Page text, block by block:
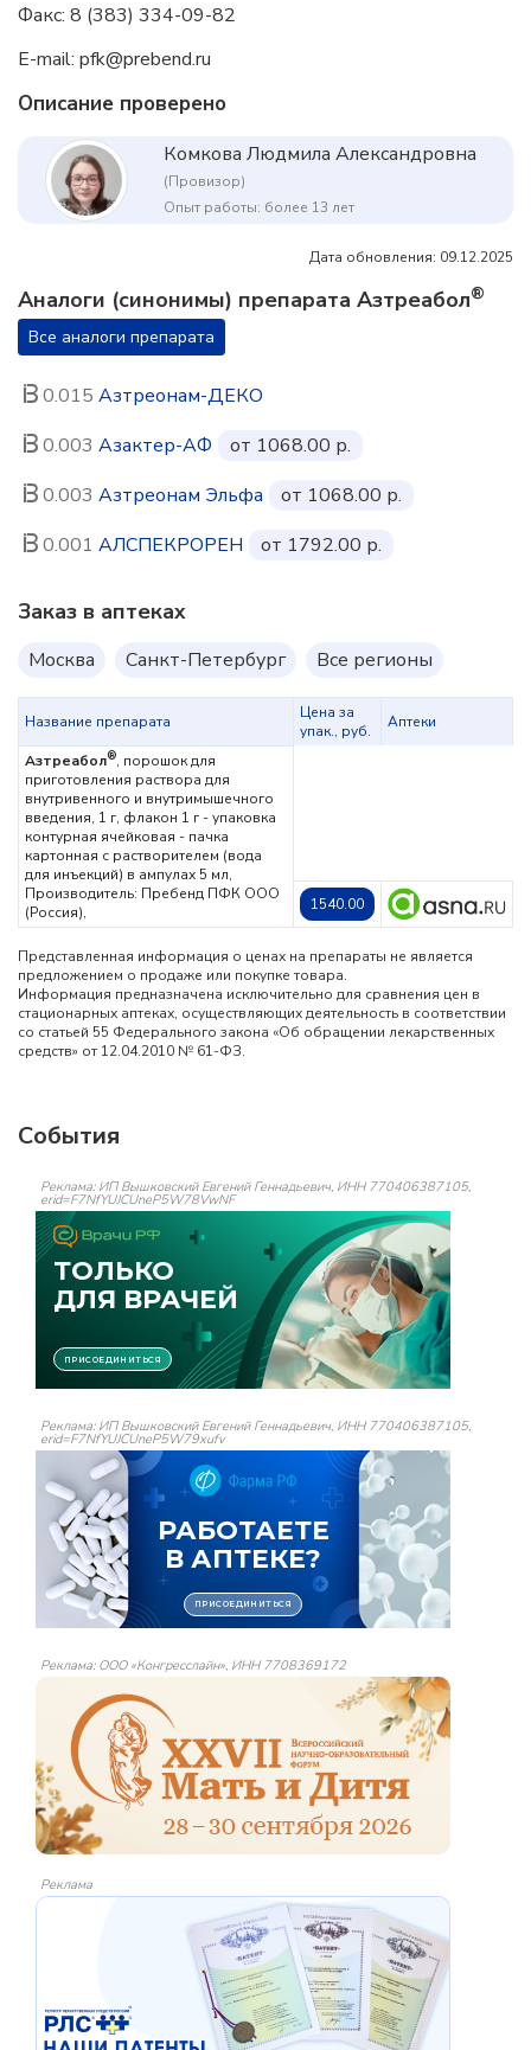
Факс: 8 (383) 334-09-82
E-mail: pfk@prebend.ru
Описание проверено
Комкова Людмила Александровна
(Провизор)
Опыт работы: более 13 лет
Дата обновления: 09.12.2025
Аналоги (синонимы) препарата Азтреабол®
Все аналоги препарата
0.015 Азтреонам-ДЕКО
0.003 Азактер-АФ
от 1068.00 р.
0.003 Азтреонам Эльфа
от 1068.00 р.
0.001 АЛСПЕКРОРЕН от 1792.00 р.
Заказ в аптеках
Москва Санкт-Петербург Все регионы
Название препарата
Цена за
упак., руб.
Аптеки
Азтреабол®, порошок для
приготовления раствора для
внутривенного и внутримышечного
введения, 1 г, флакон 1 г - упаковка
контурная ячейковая - пачка
картонная с растворителем (вода
для инъекций) в ампулах 5 мл,
Производитель: Пребенд ПФК ООО
(Россия),
1540.00
Представленная информация о ценах на препараты не является
предложением о продаже или покупке товара.
Информация предназначена исключительно для сравнения цен в
стационарных аптеках, осуществляющих деятельность в соответствии
со статьей 55 Федерального закона «Об обращении лекарственных
средств» от 12.04.2010 № 61-ФЗ.
События
Реклама: ИП Вышковский Евгений Геннадьевич, ИНН 770406387105,
erid=F7NfYUJCUneP5W78VwNF
Реклама: ИП Вышковский Евгений Геннадьевич, ИНН 770406387105,
erid=F7NfYUJCUneP5W79xufv
Реклама: ООО «Конгресслайн», ИНН 7708369172
Реклама